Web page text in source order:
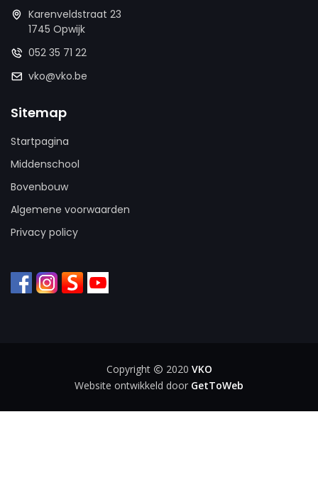
Karenveldstraat 23
1745 Opwijk
052 35 71 22
vko@vko.be
Sitemap
Startpagina
Middenschool
Bovenbouw
Algemene voorwaarden
Privacy policy
Copyright 2020 VKO
Website ontwikkeld door GetToWeb